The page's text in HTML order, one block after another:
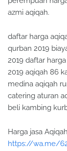
azmi aqiqah.
daftar harga
qurban 2019
2019 daftar
2019 aqiqah 86
medina aqiqah
catering aturan
beli kambing
Harga jasa
https://wa.me/